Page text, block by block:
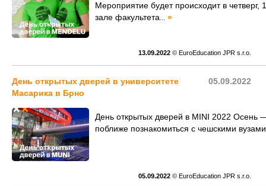
Мероприятие будет происходит в четверг,
зале факультета
»
13.09.2022 © EuroEducation JPR s.r.o.
05.09.2022
День открытых дверей в университете
Масарика в Брно
День открытых дверей в MINI 2022 Осень
поближе познакомиться с чешскими
05.09.2022 © EuroEducation JPR s.r.o.